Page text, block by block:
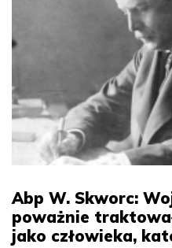
Abp W. Skworc:
poważnie
jako człowieka,